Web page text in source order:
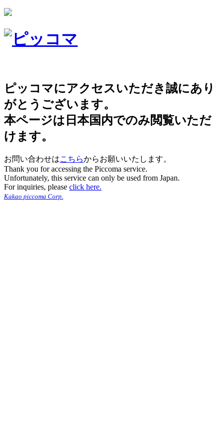
ピッコマにアクセスいただき誠にあり
がとうございます。
本ページは日本国内でのみ閲覧いただ
けます。
お問い合わせはこちらからお願いいたします。
Thank you for accessing the Piccoma service.
Unfortunately, this service can only be used from Japan.
For inquiries, please click here.
Kakao piccoma Corp.